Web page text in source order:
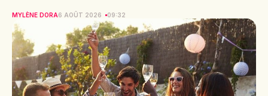
MYLÈNE DORA6 AOÛT 2026 09:32